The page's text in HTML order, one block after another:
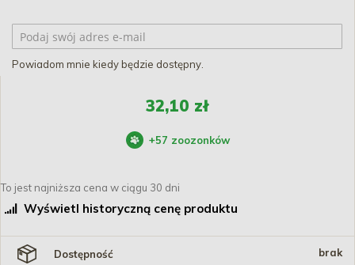
Powiadom mnie kiedy będzie dostępny.
32,10 zł
+57 zoozonków
To jest najniższa cena w ciągu 30 dni
Wyświetl historyczną cenę produktu
Dostępność brak